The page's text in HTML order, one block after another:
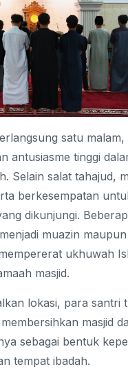
satu
antusiasme tinggi
Selain salat tahajud,
berkesempatan
dikunjungi.
muazin
ukhuwah
masjid.
lokasi, para santri
masjid
sebagai bentuk
tempat ibadah.